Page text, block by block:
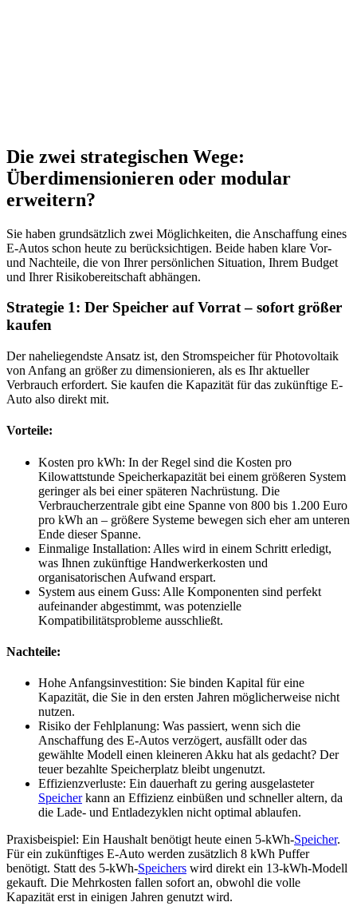
Die zwei strategischen Wege:
Überdimensionieren oder modular
erweitern?
Sie haben grundsätzlich zwei Möglichkeiten, die Anschaffung eines
E-Autos schon heute zu berücksichtigen. Beide haben klare Vor-
und Nachteile, die von Ihrer persönlichen Situation, Ihrem Budget
und Ihrer Risikobereitschaft abhängen.
Strategie 1: Der Speicher auf Vorrat – sofort größer
kaufen
Der naheliegendste Ansatz ist, den Stromspeicher für Photovoltaik
von Anfang an größer zu dimensionieren, als es Ihr aktueller
Verbrauch erfordert. Sie kaufen die Kapazität für das zukünftige E-
Auto also direkt mit.
Vorteile:
Kosten pro kWh: In der Regel sind die Kosten pro
Kilowattstunde Speicherkapazität bei einem größeren System
geringer als bei einer späteren Nachrüstung. Die
Verbraucherzentrale gibt eine Spanne von 800 bis 1.200 Euro
pro kWh an – größere Systeme bewegen sich eher am unteren
Ende dieser Spanne.
Einmalige Installation: Alles wird in einem Schritt erledigt,
was Ihnen zukünftige Handwerkerkosten und
organisatorischen Aufwand erspart.
System aus einem Guss: Alle Komponenten sind perfekt
aufeinander abgestimmt, was potenzielle
Kompatibilitätsprobleme ausschließt.
Nachteile:
Hohe Anfangsinvestition: Sie binden Kapital für eine
Kapazität, die Sie in den ersten Jahren möglicherweise nicht
nutzen.
Risiko der Fehlplanung: Was passiert, wenn sich die
Anschaffung des E-Autos verzögert, ausfällt oder das
gewählte Modell einen kleineren Akku hat als gedacht? Der
teuer bezahlte Speicherplatz bleibt ungenutzt.
Effizienzverluste: Ein dauerhaft zu gering ausgelasteter
Speicherkann an Effizienz einbüßen und schneller altern, da
die Lade- und Entladezyklen nicht optimal ablaufen.
Praxisbeispiel: Ein Haushalt benötigt heute einen 5-kWh-Speicher.
Für ein zukünftiges E-Auto werden zusätzlich 8 kWh Puffer
benötigt. Statt des 5-kWh-Speichers wird direkt ein 13-kWh-Modell
gekauft. Die Mehrkosten fallen sofort an, obwohl die volle
Kapazität erst in einigen Jahren genutzt wird.